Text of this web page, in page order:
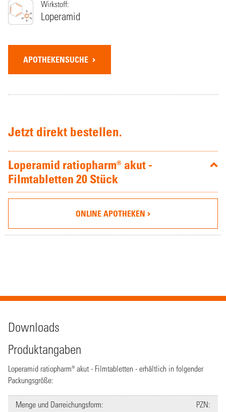
Wirkstoff:
Loperamid
APOTHEKENSUCHE
Jetzt direkt bestellen.
Loperamid ratiopharm® akut -
Filmtabletten 20 Stück
ONLINE APOTHEKEN
Downloads
Produktangaben
Loperamid ratiopharm® akut - Filmtabletten - erhältlich in folgender
Packungsgröße:
Menge und Darreichungsform: PZN: